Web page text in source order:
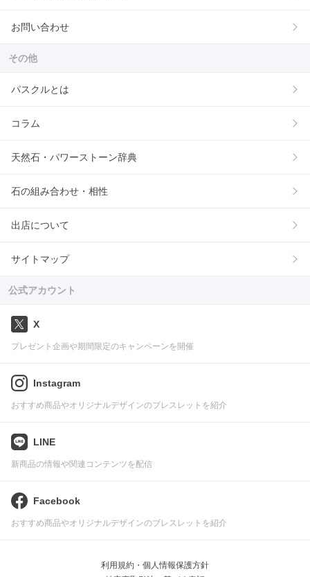
お問い合わせ
その他
パスクルとは
コラム
天然石・パワーストーン辞典
石の組み合わせ・相性
出店について
サイトマップ
公式アカウント
X
プレゼント企画や期間限定のキャンペーンを開催
Instagram
おすすめ商品やオリジナルデザインのブレスレットを紹介
LINE
新商品の情報や関連コンテンツを配信
Facebook
おすすめ商品やオリジナルデザインのブレスレットを紹介
利用規約・個人情報保護方針